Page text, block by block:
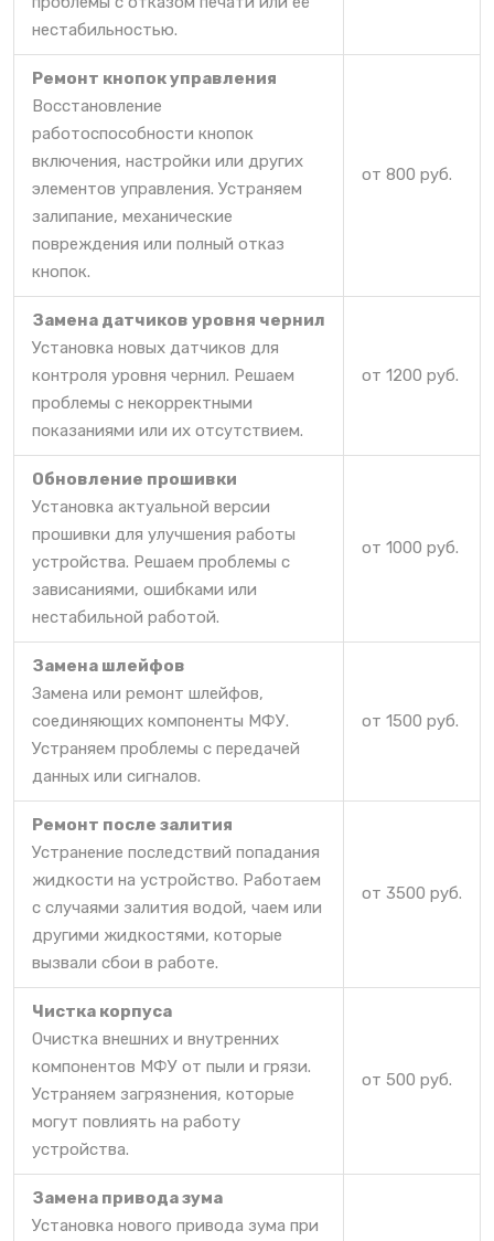
нестабильностью.
Ремонт кнопок управления
Восстановление
работоспособности кнопок
включения, настройки или других
элементов управления. Устраняем
залипание, механические
повреждения или полный отказ
кнопок.
от 800 руб.
Замена датчиков уровня чернил
Установка новых датчиков для
контроля уровня чернил. Решаем
проблемы с некорректными
показаниями или их отсутствием.
от 1200 руб.
Обновление прошивки
Установка актуальной версии
прошивки для улучшения работы
устройства. Решаем проблемы с
зависаниями, ошибками или
нестабильной работой.
от 1000 руб.
Замена шлейфов
Замена или ремонт шлейфов,
соединяющих компоненты МФУ.
Устраняем проблемы с передачей
данных или сигналов.
от 1500 руб.
Ремонт после залития
Устранение последствий попадания
жидкости на устройство. Работаем
с случаями залития водой, чаем или
другими жидкостями, которые
вызвали сбои в работе.
от 3500 руб.
Чистка корпуса
Очистка внешних и внутренних
компонентов МФУ от пыли и грязи.
Устраняем загрязнения, которые
могут повлиять на работу
устройства.
от 500 руб.
Замена привода зума
Установка нового привода зума при